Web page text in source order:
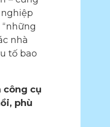
nhà
tố bao
công cụ
phù